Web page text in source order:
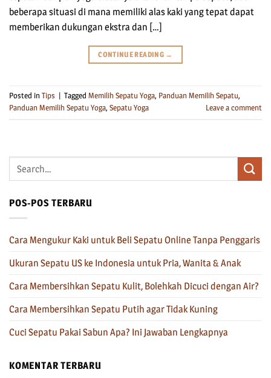
beberapa situasi di mana memiliki alas kaki yang tepat dapat
memberikan dukungan ekstra dan […]
CONTINUE READING →
Posted in Tips | Tagged Memilih Sepatu Yoga, Panduan Memilih Sepatu,
Panduan Memilih Sepatu Yoga, Sepatu Yoga Leave a comment
POS-POS TERBARU
Cara Mengukur Kaki untuk Beli Sepatu Online Tanpa Penggaris
Ukuran Sepatu US ke Indonesia untuk Pria, Wanita & Anak
Cara Membersihkan Sepatu Kulit, Bolehkah Dicuci dengan Air?
Cara Membersihkan Sepatu Putih agar Tidak Kuning
Cuci Sepatu Pakai Sabun Apa? Ini Jawaban Lengkapnya
KOMENTAR TERBARU